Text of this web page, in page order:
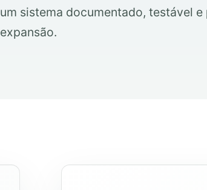
um sistema documentado, testável
expansão.